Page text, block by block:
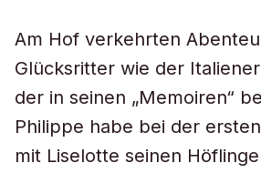
Am Hof verkehrten
Glücksritter wie der
der in seinen „Memoiren“
Philippe habe bei der
mit Liselotte seinen